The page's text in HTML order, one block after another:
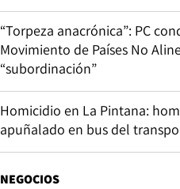
“Torpeza anacrónica”: PC
Movimiento de Países No
“subordinación”
Homicidio en La Pintana:
apuñalado en bus del
NEGOCIOS